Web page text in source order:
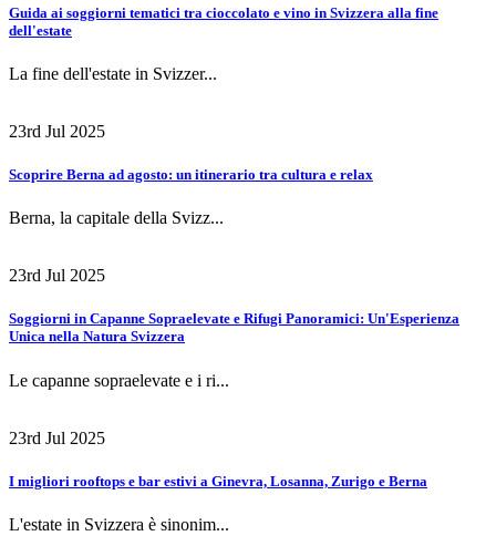
Guida ai soggiorni tematici tra cioccolato e vino in Svizzera alla fine
dell'estate
La fine dell'estate in Svizzer...
23rd Jul 2025
Scoprire Berna ad agosto: un itinerario tra cultura e relax
Berna, la capitale della Svizz...
23rd Jul 2025
Soggiorni in Capanne Sopraelevate e Rifugi Panoramici: Un'Esperienza
Unica nella Natura Svizzera
Le capanne sopraelevate e i ri...
23rd Jul 2025
I migliori rooftops e bar estivi a Ginevra, Losanna, Zurigo e Berna
L'estate in Svizzera è sinonim...